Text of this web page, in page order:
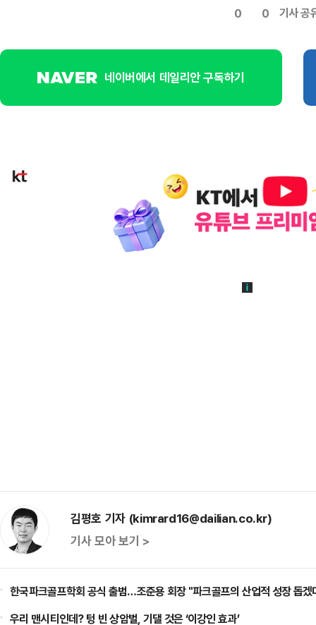
0 0 기사 공
네이버에서 데일리안 구독하기
김평호 기자 (kimrard16@dailian.co.kr)
기사 모아 보기 >
한국파크골프학회 공식 출범…조준용 회장 "파크골프의 산업적 성장 돕겠
우리 맨시티인데? 텅 빈 상암벌, 기댈 것은 ‘이강인 효과’